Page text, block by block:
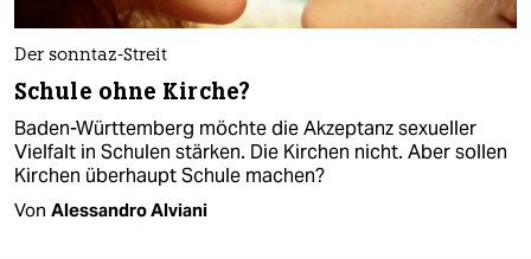
Der sonntaz-Streit
Schule ohne Kirche?
Baden-Württemberg möchte die Akzeptanz sexueller
Vielfalt in Schulen stärken. Die Kirchen nicht. Aber sollen
Kirchen überhaupt Schule machen?
Von Alessandro Alviani